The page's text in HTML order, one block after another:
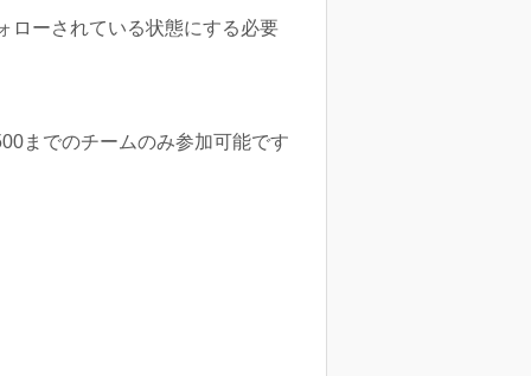
ローされている状態にする必要
までのチームのみ参加可能です